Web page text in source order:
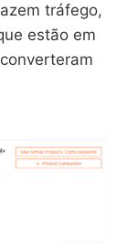
tráfego,
estão em